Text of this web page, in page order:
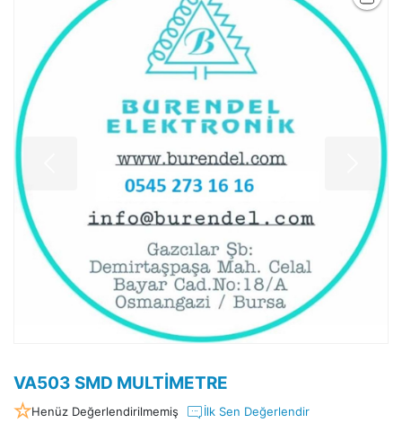
VA503 SMD MULTİMETRE
Henüz Değerlendirilmemiş İlk Sen Değerlendir